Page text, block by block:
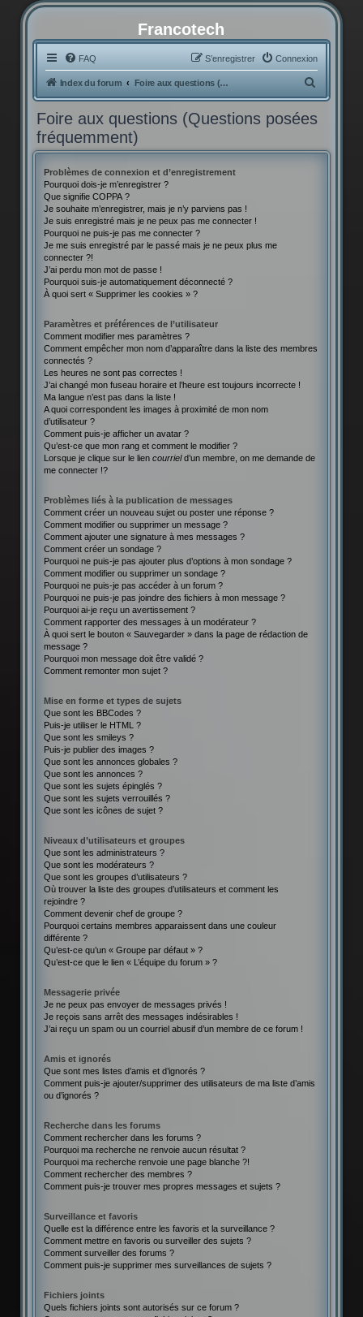
Francotech
FAQ Connexion
S’enregistrer
Index du forum Foire aux questions (Questions posées fréquemment)
e
c
Foire aux questions (Questions posées
fréquemment)
Problèmes de connexion et d’enregistrement
Pourquoi dois-je m’enregistrer ?
Que signifie COPPA ?
Je souhaite m’enregistrer, mais je n’y parviens pas !
Je suis enregistré mais je ne peux pas me connecter !
Pourquoi ne puis-je pas me connecter ?
Je me suis enregistré par le passé mais je ne peux plus me
connecter ?!
J’ai perdu mon mot de passe !
Pourquoi suis-je automatiquement déconnecté ?
À quoi sert « Supprimer les cookies » ?
Paramètres et préférences de l’utilisateur
Comment modifier mes paramètres ?
Comment empêcher mon nom d’apparaître dans la liste des membres
connectés ?
Les heures ne sont pas correctes !
J’ai changé mon fuseau horaire et l’heure est toujours incorrecte !
Ma langue n’est pas dans la liste !
A quoi correspondent les images à proximité de mon nom
d’utilisateur ?
Comment puis-je afficher un avatar ?
Qu’est-ce que mon rang et comment le modifier ?
Lorsque je clique sur le lien courrield’un membre, on me demande de
me connecter !?
Problèmes liés à la publication de messages
Comment créer un nouveau sujet ou poster une réponse ?
Comment modifier ou supprimer un message ?
Comment ajouter une signature à mes messages ?
Comment créer un sondage ?
Pourquoi ne puis-je pas ajouter plus d’options à mon sondage ?
Comment modifier ou supprimer un sondage ?
Pourquoi ne puis-je pas accéder à un forum ?
Pourquoi ne puis-je pas joindre des fichiers à mon message ?
Pourquoi ai-je reçu un avertissement ?
Comment rapporter des messages à un modérateur ?
À quoi sert le bouton « Sauvegarder » dans la page de rédaction de
message ?
Pourquoi mon message doit être validé ?
Comment remonter mon sujet ?
Mise en forme et types de sujets
Que sont les BBCodes ?
Puis-je utiliser le HTML ?
Que sont les smileys ?
Puis-je publier des images ?
Que sont les annonces globales ?
Que sont les annonces ?
Que sont les sujets épinglés ?
Que sont les sujets verrouillés ?
Que sont les icônes de sujet ?
Niveaux d’utilisateurs et groupes
Que sont les administrateurs ?
Que sont les modérateurs ?
Que sont les groupes d’utilisateurs ?
Où trouver la liste des groupes d’utilisateurs et comment les
rejoindre ?
Comment devenir chef de groupe ?
Pourquoi certains membres apparaissent dans une couleur
différente ?
Qu’est-ce qu’un « Groupe par défaut » ?
Qu’est-ce que le lien « L’équipe du forum » ?
Messagerie privée
Je ne peux pas envoyer de messages privés !
Je reçois sans arrêt des messages indésirables !
J’ai reçu un spam ou un courriel abusif d’un membre de ce forum !
Amis et ignorés
Que sont mes listes d’amis et d’ignorés ?
Comment puis-je ajouter/supprimer des utilisateurs de ma liste d’amis
ou d’ignorés ?
Recherche dans les forums
Comment rechercher dans les forums ?
Pourquoi ma recherche ne renvoie aucun résultat ?
Pourquoi ma recherche renvoie une page blanche ?!
Comment rechercher des membres ?
Comment puis-je trouver mes propres messages et sujets ?
Surveillance et favoris
Quelle est la différence entre les favoris et la surveillance ?
Comment mettre en favoris ou surveiller des sujets ?
Comment surveiller des forums ?
Comment puis-je supprimer mes surveillances de sujets ?
Fichiers joints
Quels fichiers joints sont autorisés sur ce forum ?